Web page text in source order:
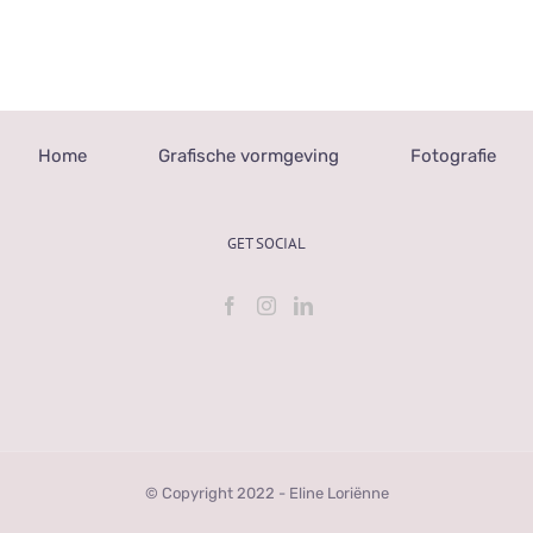
Home Grafische vormgeving Fotografie
GET SOCIAL
© Copyright 2022 - Eline Loriënne